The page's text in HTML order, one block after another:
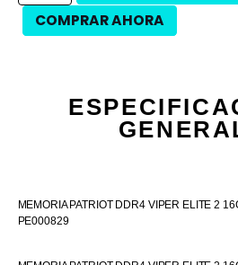
COMPRAR AHORA
MEMORIA PATRIOT DDR4 VIPER ELITE 2
PE000829